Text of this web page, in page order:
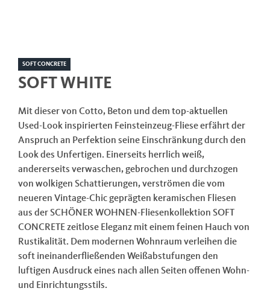
SOFT CONCRETE
SOFT WHITE
Mit dieser von Cotto, Beton und dem top-aktuellen
Used-Look inspirierten Feinsteinzeug-Fliese erfährt der
Anspruch an Perfektion seine Einschränkung durch den
Look des Unfertigen. Einerseits herrlich weiß,
andererseits verwaschen, gebrochen und durchzogen
von wolkigen Schattierungen, verströmen die vom
neueren Vintage-Chic geprägten keramischen Fliesen
aus der SCHÖNER WOHNEN-Fliesenkollektion SOFT
CONCRETE zeitlose Eleganz mit einem feinen Hauch von
Rustikalität. Dem modernen Wohnraum verleihen die
soft ineinanderfließenden Weißabstufungen den
luftigen Ausdruck eines nach allen Seiten offenen Wohn-
und Einrichtungsstils.